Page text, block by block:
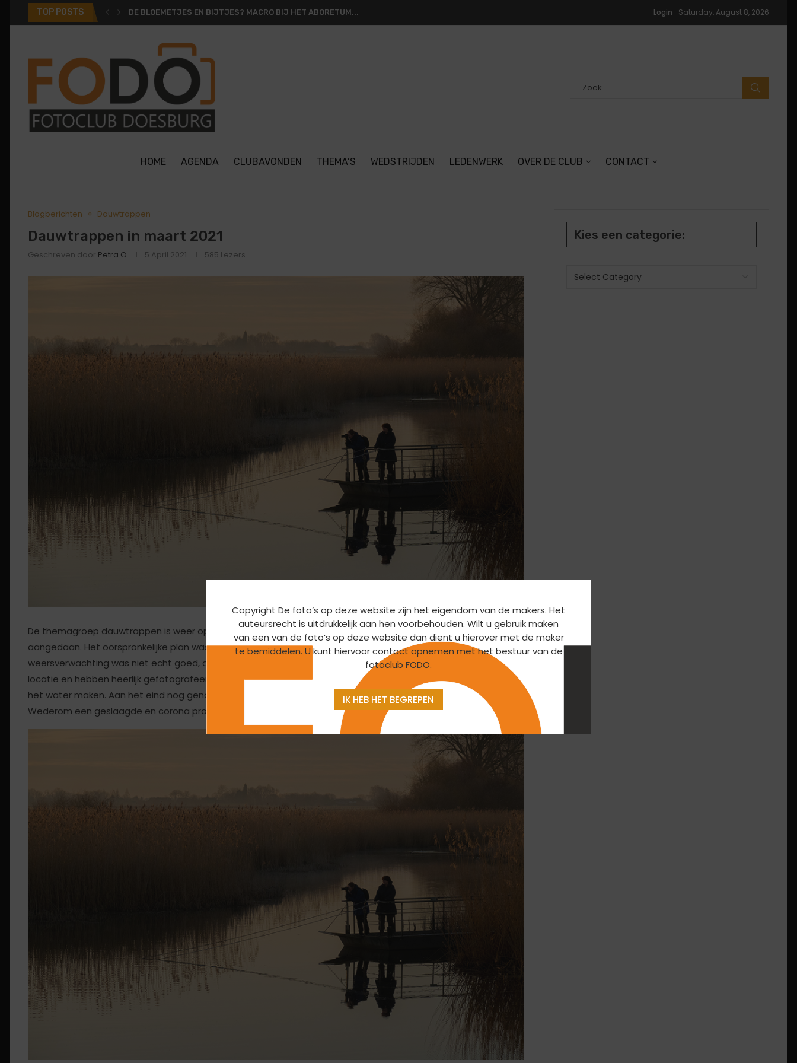
Copyright De foto’s op deze website zijn het eigendom van de makers. Het
auteursrecht is uitdrukkelijk aan hen voorbehouden. Wilt u gebruik maken
van een van de foto’s op deze website dan dient u hierover met de maker
te bemiddelen. U kunt hiervoor contact opnemen met het bestuur van de
fotoclub FODO.
IK HEB HET BEGREPEN
TOP POSTS DE BLOEMETJES EN BIJTJES? MACRO BIJ HET ABORETUM... Login Saturday, August 8, 2026
HOME AGENDA CLUBAVONDEN THEMA’S WEDSTRIJDEN LEDENWERK OVER DE CLUB CONTACT
Blogberichten Dauwtrappen
Dauwtrappen in maart 2021
Geschreven door Petra O 5 April 2021 585 Lezers
De themagroep dauwtrappen is weer op stap geweest. Dit keer werd op zaterdag 20 Maart de Rijnstrangen
aangedaan. Het oorspronkelijke plan was het plan om met een paardentrailer vol met fietsen te vertrekken. De
weersverwachting was niet echt goed, dus besloten we de fietsen thuis te laten. Om 06.15 uur stonden we op
locatie en hebben heerlijk gefotografeerd. Geja en Nellie konden vanaf het trekpondje mooie foto’s dicht op
het water maken. Aan het eind nog genoten van warme koffie met stroopwafels (catering verzorgd door Tally).
Wederom een geslaagde en corona proof foto-uitje.
Kies een categorie: